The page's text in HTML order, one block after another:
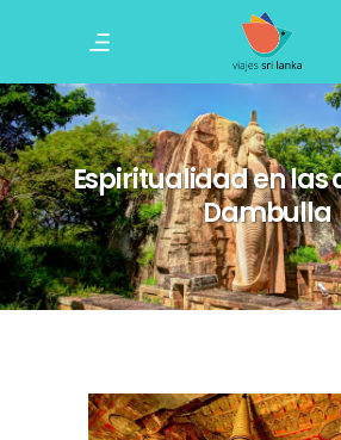
Espiritualidad en las
Dambulla